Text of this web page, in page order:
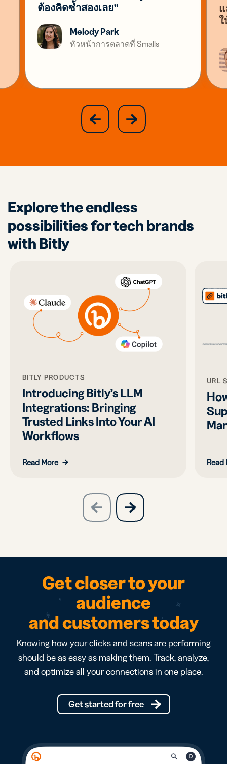
ต้องคิดซ้ำสองเลย”
Melody Park
หัวหน้าการตลาดที่ Smalls
ใ
previous
slide
next
slide
Explore the endless
possibilities for tech brands
with Bitly
BITLY PRODUCTS
Introducing Bitly’s LLM
Integrations: Bringing
Trusted Links Into Your AI
Workflows
Read More
URL
Read
previous
slide
next
slide
Get closer to your
audience
and customers today
Knowing how your clicks and scans are performing
should be as easy as making them. Track, analyze,
and optimize all your connections in one place.
Get started for free